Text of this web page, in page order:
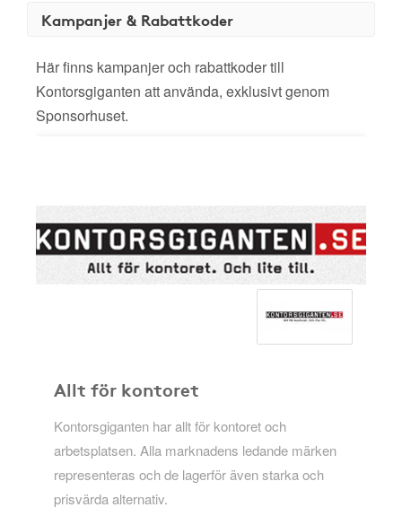
Kampanjer & Rabattkoder
Här finns kampanjer och rabattkoder till
Kontorsgiganten att använda, exklusivt genom
Sponsorhuset.
Allt för kontoret
Kontorsgiganten har allt för kontoret och
arbetsplatsen. Alla marknadens ledande märken
representeras och de lagerför även starka och
prisvärda alternativ.